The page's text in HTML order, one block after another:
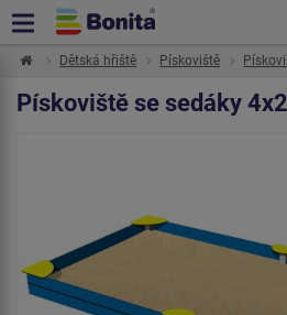
Dětská hřiště Pískoviště
Pískoviště se sedáky